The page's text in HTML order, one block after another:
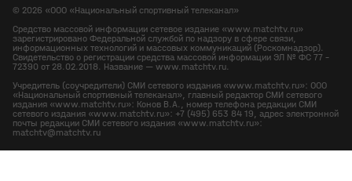
© 2026 «ООО «Национальный спортивный телеканал»
Средство массовой информации сетевое издание «www.matchtv.ru»
зарегистрировано Федеральной службой по надзору в сфере связи,
информационных технологий и массовых коммуникаций (Роскомнадзор).
Свидетельство о регистрации средства массовой информации ЭЛ № ФС 77 -
72390 от 28.02.2018. Название — www.matchtv.ru.
Учредитель (соучредители) СМИ сетевого издания «www.matchtv.ru»: ООО
«Национальный спортивный телеканал», главный редактор СМИ сетевого
издания «www.matchtv.ru»: Конов В.А., номер телефона редакции СМИ
сетевого издания «www.matchtv.ru»: +7 (495) 653 84 19, адрес электронной
почты редакции СМИ сетевого издания «www.matchtv.ru»:
matchtv@matchtv.ru